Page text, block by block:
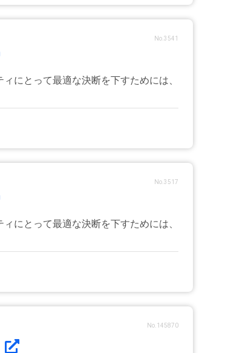
No.3541
にとって最適な決断を下すためには、
No.3517
にとって最適な決断を下すためには、
No.145870